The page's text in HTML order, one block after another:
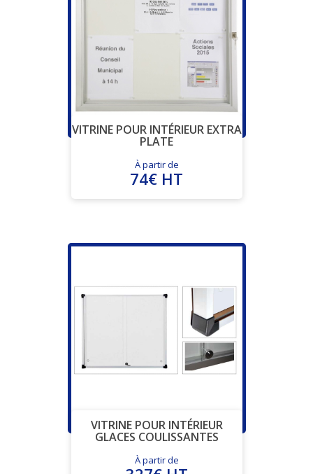
VITRINE POUR INTÉRIEUR EXTRA
PLATE
À partir de
74€ HT
VITRINE POUR INTÉRIEUR
GLACES COULISSANTES
À partir de